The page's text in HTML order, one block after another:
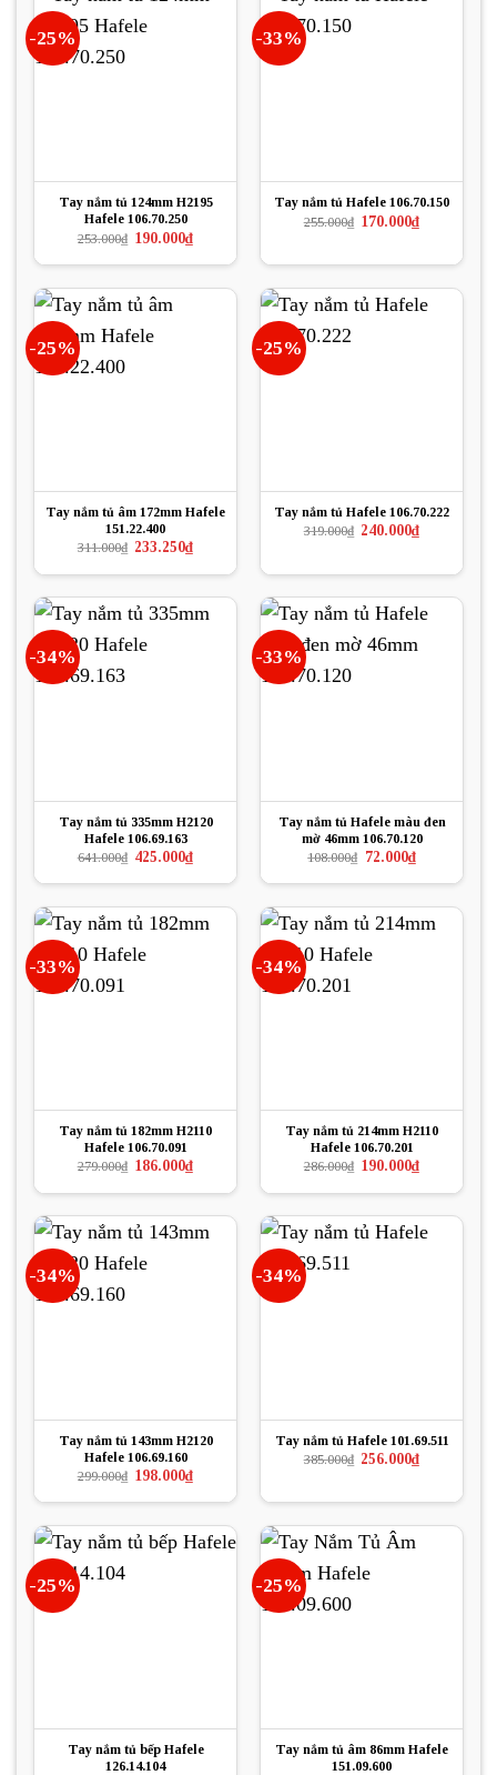
-25%
Tay nắm tủ 124mm H2195
Hafele 106.70.250
253.000₫ Giá
là:
190.000₫Giá
hiện
tại
190.000₫.
-33%
Tay nắm tủ Hafele 106.70.150
255.000₫ Giá
170.000₫Giá
hiện
-25%
Tay nắm tủ âm 172mm Hafele
151.22.400
311.000₫ Giá
là:
233.250₫Giá
hiện
tại
233.250₫.
-25%
Tay nắm tủ Hafele 106.70.222
319.000₫ Giá
240.000₫Giá
hiện
-34%
Tay nắm tủ 335mm H2120
Hafele 106.69.163
641.000₫ Giá
là:
425.000₫Giá
hiện
tại
425.000₫.
-33%
Tay nắm tủ Hafele màu đen
mờ 46mm 106.70.120
108.000₫ Giá
là:
72.000₫Giá
hiện
tại
72.000₫.
-33%
Tay nắm tủ 182mm H2110
Hafele 106.70.091
279.000₫ Giá
là:
186.000₫Giá
hiện
tại
186.000₫.
-34%
Tay nắm tủ 214mm H2110
Hafele 106.70.201
286.000₫ Giá
là:
190.000₫Giá
hiện
tại
190.000₫.
-34%
Tay nắm tủ 143mm H2120
Hafele 106.69.160
299.000₫ Giá
là:
198.000₫Giá
hiện
tại
198.000₫.
-34%
Tay nắm tủ Hafele 101.69.511
385.000₫ Giá
256.000₫Giá
hiện
-25%
Tay nắm tủ bếp Hafele
126.14.104
-25%
Tay nắm tủ âm 86mm Hafele
151.09.600